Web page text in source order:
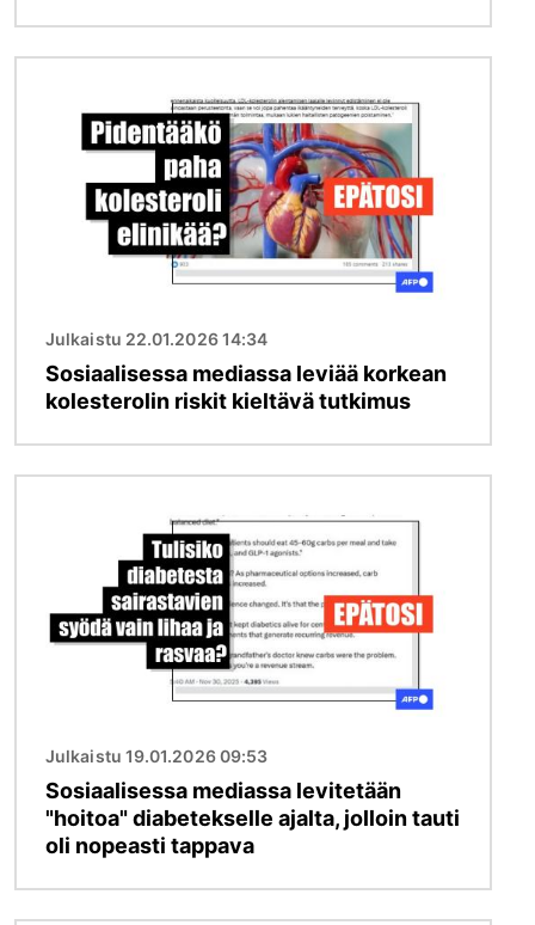
Julkaistu 22.01.2026 14:34
Sosiaalisessa mediassa leviää korkean
kolesterolin riskit kieltävä tutkimus
Julkaistu 19.01.2026 09:53
Sosiaalisessa mediassa levitetään
"hoitoa" diabetekselle ajalta, jolloin tauti
oli nopeasti tappava